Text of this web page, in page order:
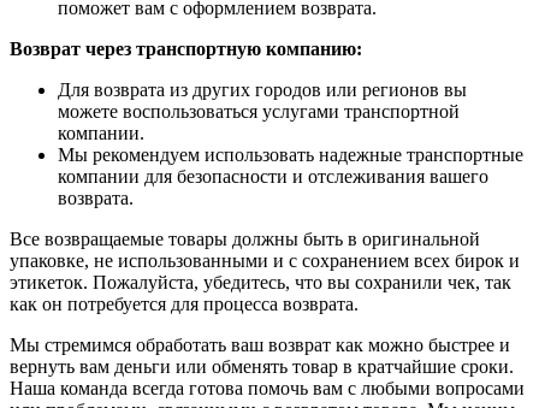
поможет вам с оформлением возврата.
Возврат через транспортную компанию:
Для возврата из других городов или регионов вы
можете воспользоваться услугами транспортной
компании.
Мы рекомендуем использовать надежные транспортные
компании для безопасности и отслеживания вашего
возврата.
Все возвращаемые товары должны быть в оригинальной
упаковке, не использованными и с сохранением всех бирок и
этикеток. Пожалуйста, убедитесь, что вы сохранили чек, так
как он потребуется для процесса возврата.
Мы стремимся обработать ваш возврат как можно быстрее и
вернуть вам деньги или обменять товар в кратчайшие сроки.
Наша команда всегда готова помочь вам с любыми вопросами